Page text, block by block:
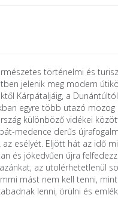
történelmi és
jelenik meg modern
Kárpátaljáig, a Dunántúltól
egyre több utazó
különböző vidékei
medence derűs
esélyét. Eljött hát az idő
és jókedvűen újra
az utolérhetetlenül
mást nem kell tenni,
lenni, örülni és